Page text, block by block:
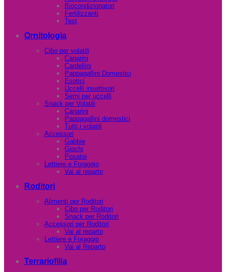
Biocondizionatori
Fertilizzanti
Test
Ornitologia
Cibo per volatili
Canarini
Cardellini
Pappagallini Domestici
Esotici
Uccelli insettivori
Semi per uccelli
Snack per Volatili
Canarini
Pappagallini domestici
Tutti i volatili
Accessori
Gabbie
Giochi
Posatoi
Lettiere e Foraggio
Vai al reparto
Roditori
Alimenti per Roditori
Cibo per Roditori
Snack per Roditori
Accessori per Roditori
Vai al reparto
Lettiere e Foraggio
Vai al Reparto
Terrariofilia